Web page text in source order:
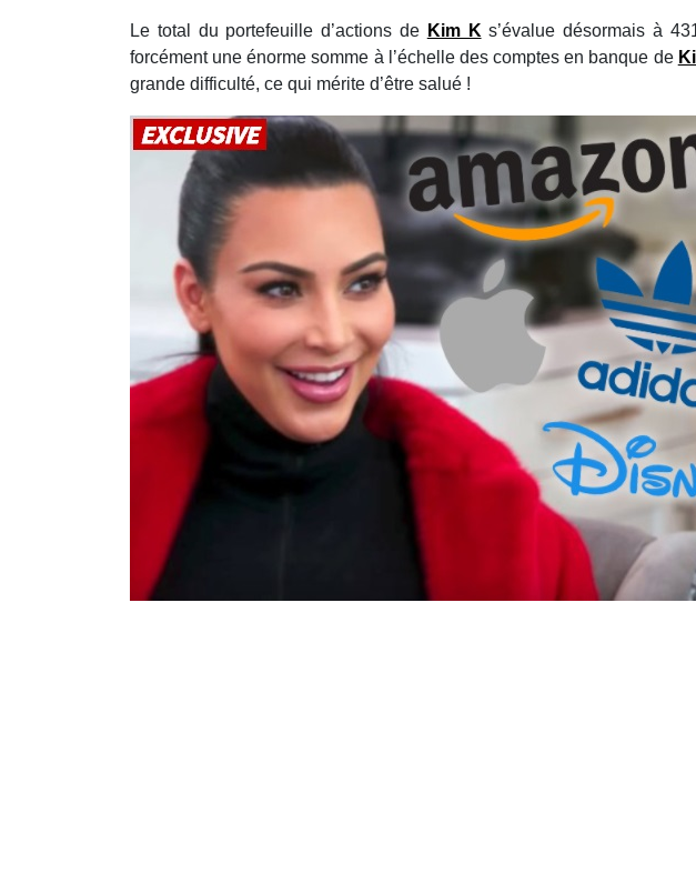
Le total du portefeuille d’actions de Kim K s’évalue désormais à
forcément une énorme somme à l’échelle des comptes en banque de
grande difficulté, ce qui mérite d’être salué !